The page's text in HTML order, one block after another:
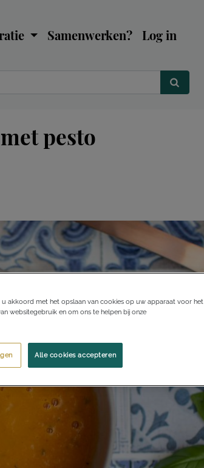
Samenwerken? Log in
pesto
u akkoord met het opslaan van cookies op uw apparaat voor het
websitegebruik en om ons te helpen bij onze
Alle cookies accepteren